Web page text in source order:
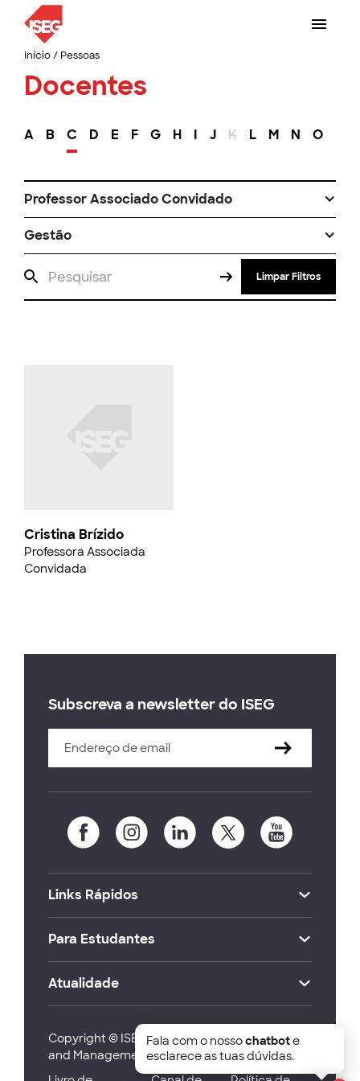
Início/ Pessoas
Docentes
A B C D E F G H I J K L M N O
Professor Associado Convidado
Gestão
Limpar Filtros
Cristina Brízido
Professora Associada
Convidada
Subscreva a newsletter do ISEG
Links Rápidos
Para Estudantes
Atualidade
Copyright © ISEG Lisbon School of Economics
and Management 2026
Fala com o nossochatbote
esclarece as tuas dúvidas.